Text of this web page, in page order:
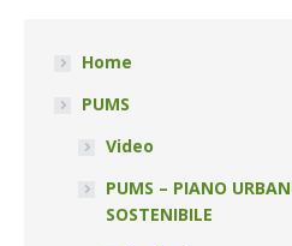
Home
PUMS
Video
PUMS – PIANO
SOSTENIBILE